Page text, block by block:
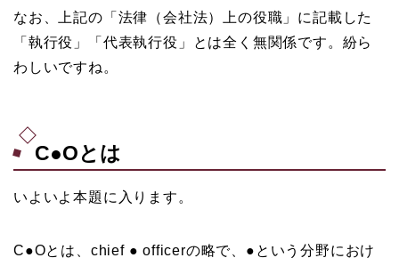
なお、上記の「法律（会社法）上の役職」に記載した
「執行役」「代表執行役」とは全く無関係です。紛ら
わしいですね。
C●Oとは
いよいよ本題に入ります。
C●Oとは、chief ● officerの略で、●という分野におけ